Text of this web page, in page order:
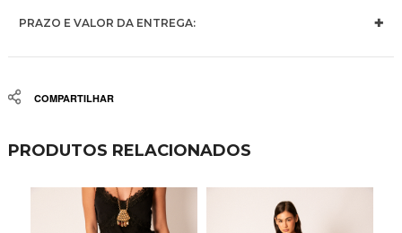
PRAZO E VALOR DA ENTREGA:
Share
PRODUTOS RELACIONADOS